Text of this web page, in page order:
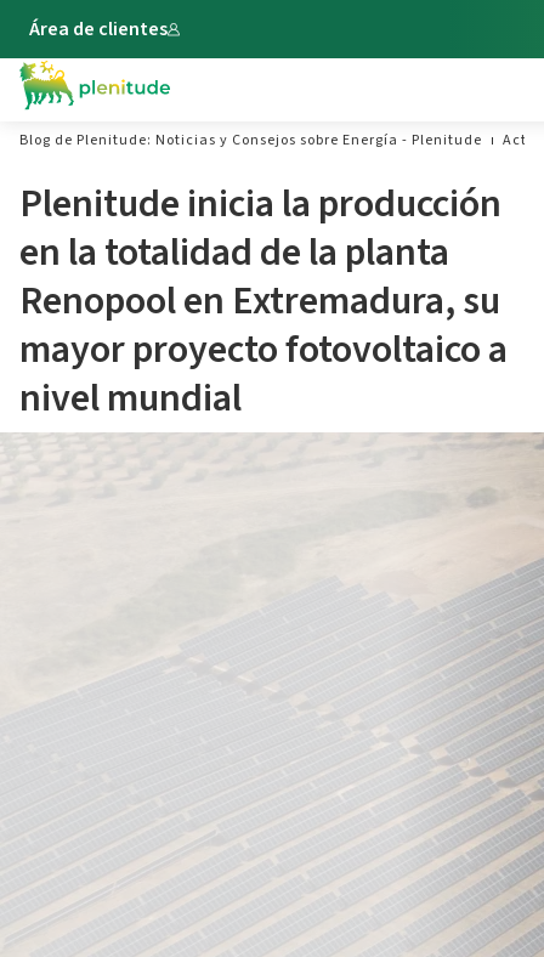
Área de clientes
Blog de Plenitude: Noticias y Consejos sobre Energía - Plenitude
Plenitude inicia la producción
en la totalidad de la planta
Renopool en Extremadura, su
mayor proyecto fotovoltaico a
nivel mundial